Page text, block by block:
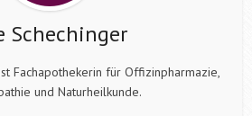
Schechinger
Fachapothekerin für Offizinpharmazie,
und Naturheilkunde.